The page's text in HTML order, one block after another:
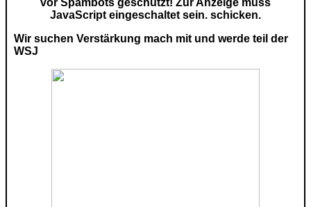
JavaScript eingeschaltet sein. schicken.
Wir suchen Verstärkung mach mit und werde teil der
WSJ